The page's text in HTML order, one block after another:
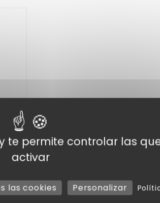
te permite controlar las
activar
las cookies Personalizar